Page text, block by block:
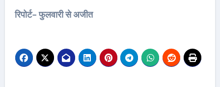
रिपोर्ट- फुलवारी से अजीत